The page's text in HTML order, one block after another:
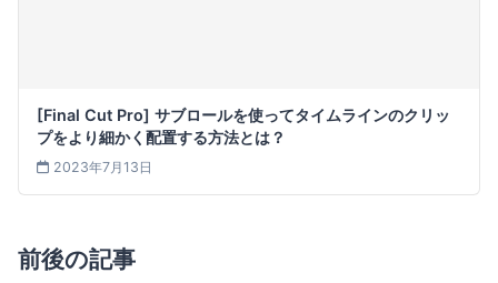
[Final Cut Pro] サブロールを使ってタイムラインのクリッ
プをより細かく配置する方法とは？
2023年7月13日
前後の記事